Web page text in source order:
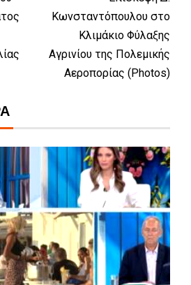
Κωνσταντόπουλου στο
Κλιμάκιο Φύλαξης
Αγρινίου της Πολεμικής
Αεροπορίας (Photos)